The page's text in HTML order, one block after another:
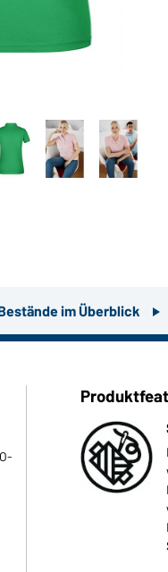
im Überblick